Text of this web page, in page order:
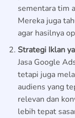
sementara tim
Mereka juga
agar hasilnya
Strategi Iklan
Jasa Google
tetapi juga
audiens yang
relevan dan
lebih tepat